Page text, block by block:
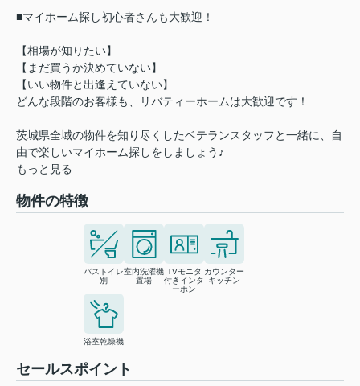
■マイホーム探し初心者さんも大歓迎！
【相場が知りたい】
【まだ買うか決めていない】
【いい物件と出逢えていない】
どんな段階のお客様も、リバティーホームは大歓迎です！
茨城県全域の物件を知り尽くしたベテランスタッフと一緒に、自
由で楽しいマイホーム探しをしましょう♪
もっと見る
物件の特徴
バストイレ
別
室内洗濯機
置場
TVモニタ
付きインタ
ーホン
カウンター
キッチン
浴室乾燥機
セールスポイント